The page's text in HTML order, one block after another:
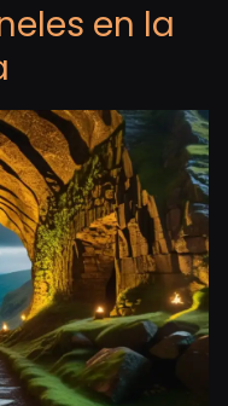
en la